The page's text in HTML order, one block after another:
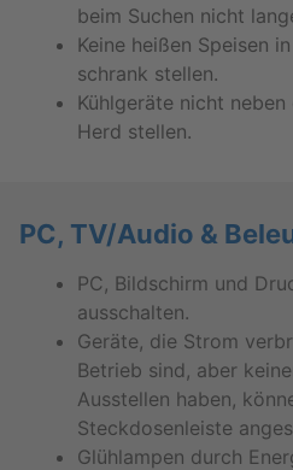
beim Su­chen nicht
Keine hei­ßen Spei­sen
schrank stel­len.
Kühl­ge­rä­te nicht
Herd stel­len.
PC, TV/Audio &
PC, Bild­schirm und
aus­schal­ten.
Ge­rä­te, die Strom
Be­trieb sind, aber
Aus­stel­len haben,
Steck­do­sen­leis­te
Glüh­lam­pen durch